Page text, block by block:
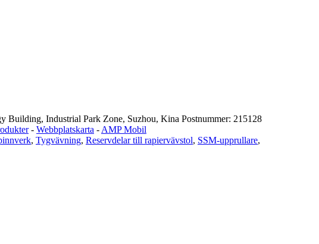
Industrial Park Zone, Suzhou, Kina Postnummer: 215128
- Webbplatskarta - AMP Mobil
, Tygvävning, Reservdelar till rapiervävstol, SSM-upprullare,